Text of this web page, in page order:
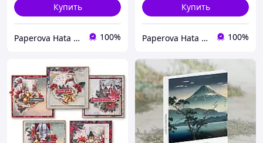
Купить
Paperova Hata интернет-магазин 100%
Купить
Paperova Hata интернет-магазин 100%